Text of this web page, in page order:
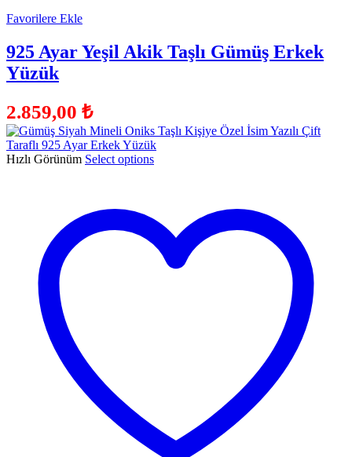
Favorilere Ekle
925 Ayar Yeşil Akik Taşlı Gümüş Erkek
Yüzük
2.859,00 ₺
Hızlı Görünüm Select options